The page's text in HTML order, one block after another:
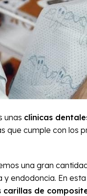
unas clínicas
que cumple con los
una gran
endodoncia. En
de